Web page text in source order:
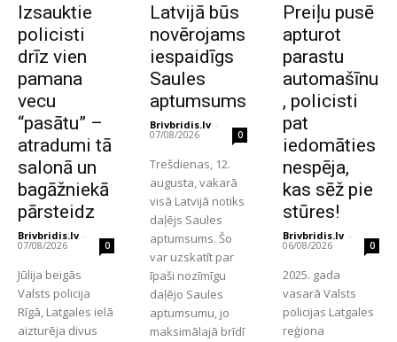
Izsauktie
policisti
drīz vien
pamana
vecu
“pasātu” –
atradumi tā
salonā un
bagāžniekā
pārsteidz
Brivbridis.lv -
07/08/2026 0
Jūlija beigās
Valsts policija
Rīgā, Latgales ielā
aizturēja divus
Latvijā būs
novērojams
iespaidīgs
Saules
aptumsums
Brivbridis.lv -
07/08/2026 0
Trešdienas, 12.
augusta, vakarā
visā Latvijā notiks
daļējs Saules
aptumsums. Šo
var uzskatīt par
īpaši nozīmīgu
daļējo Saules
aptumsumu, jo
maksimālajā brīdī
Preiļu pusē
apturot
parastu
automašīnu
, policisti
pat
iedomāties
nespēja,
kas sēž pie
stūres!
Brivbridis.lv -
06/08/2026 0
2025. gada
vasarā Valsts
policijas Latgales
reģiona